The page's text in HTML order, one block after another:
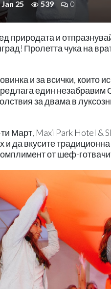
25 539 0
природата и
Пролетта чука на
и за всички, които
един
за двама в
Март, Maxi Park Hotel &
и да вкусите
от шеф-